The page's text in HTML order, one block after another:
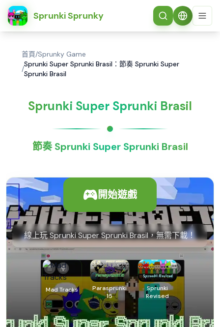
Sprunki Sprunky
简体中文
首頁/Sprunky Game
/
Sprunki Super Sprunki Brasil：節奏 Sprunki Super
Sprunki Brasil
Sprunki Super Sprunki Brasil
節奏 Sprunki Super Sprunki Brasil
開始遊戲
線上玩 Sprunki Super Sprunki Brasil，無需下載！
Mad Tracks
Parasprunki
15
Sprunki
Revised